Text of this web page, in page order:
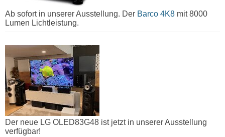
Ab sofort in unserer Ausstellung. Der Barco 4K8 mit 8000
Lumen Lichtleistung.
Der neue LG OLED83G48 ist jetzt in unserer Ausstellung
verfügbar!